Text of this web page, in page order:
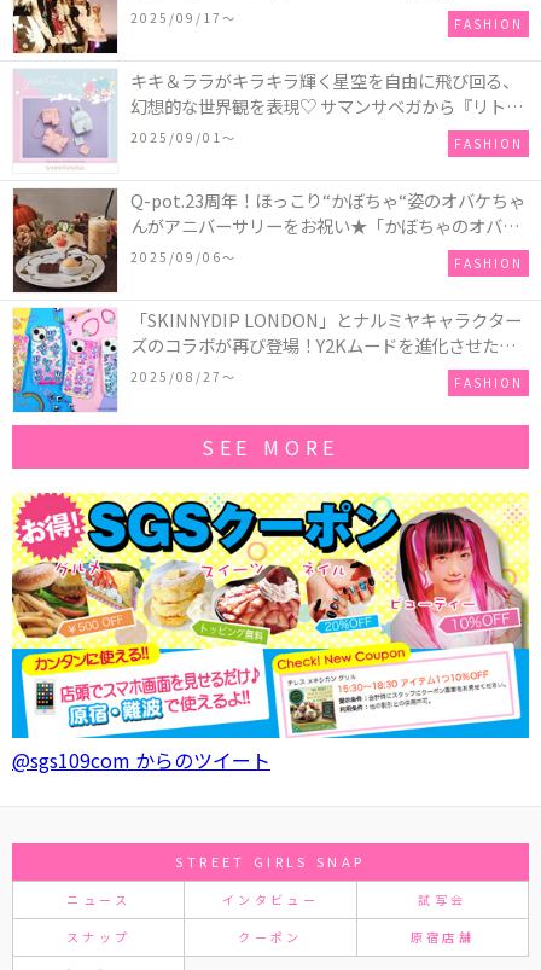
2025/09/17〜 FASHION
キキ＆ララがキラキラ輝く星空を自由に飛び回る、
幻想的な世界観を表現♡ サマンサベガから『リトル
ツインスターズ』50周年アニバーサリーイヤー』を
2025/09/01〜 FASHION
Q-pot.23周年！ほっこり“かぼちゃ“姿のオバケちゃ
んがアニバーサリーをお祝い★「かぼちゃのオバケ
ーキアクセサリー」が新発売！Q-pot CAFE.では
「かぼちゃのオバケーキプレート」も登場
2025/09/06〜 FASHION
「SKINNYDIP LONDON」とナルミヤキャラクター
ズのコラボが再び登場！Y2Kムードを進化させた新
作コレクションを発売♪
2025/08/27〜 FASHION
SEE MORE
@sgs109com からのツイート
STREET GIRLS SNAP
ニュース インタビュー 試写会
スナップ クーポン 原宿店舗